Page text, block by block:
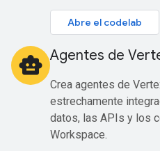
Abre el codelab
smart_toy Agentes de
Crea agentes de
estrechamente
datos, las APIs y los
Workspace.